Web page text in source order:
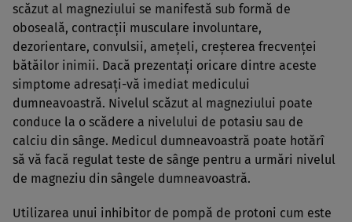
scăzut al magneziului se manifestă sub formă de
oboseală, contracţii musculare involuntare,
dezorientare, convulsii, ameţeli, creşterea frecvenţei
bătăilor inimii. Dacă prezentaţi oricare dintre aceste
simptome adresaţi-vă imediat medicului
dumneavoastră. Nivelul scăzut al magneziului poate
conduce la o scădere a nivelului de potasiu sau de
calciu din sânge. Medicul dumneavoastră poate hotărî
să vă facă regulat teste de sânge pentru a urmări nivelul
de magneziu din sângele dumneavoastră.
Utilizarea unui inhibitor de pompă de protoni cum este